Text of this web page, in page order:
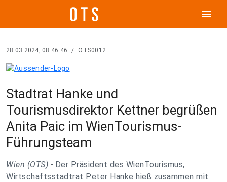
menu
28.03.2024, 08:46:46 / OTS0012
Stadtrat Hanke und
Tourismusdirektor Kettner begrüßen
Anita Paic im WienTourismus-
Führungsteam
Wien (OTS) - Der Präsident des WienTourismus,
Wirtschaftsstadtrat Peter Hanke hieß zusammen mit